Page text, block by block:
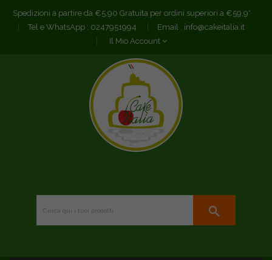
Spedizioni a partire da €5,90 Gratuita per ordini superiori a €59,9*
Tel e WhatsApp : 0247951994 Email : info@cakeitalia.it
Il Mio Account
search